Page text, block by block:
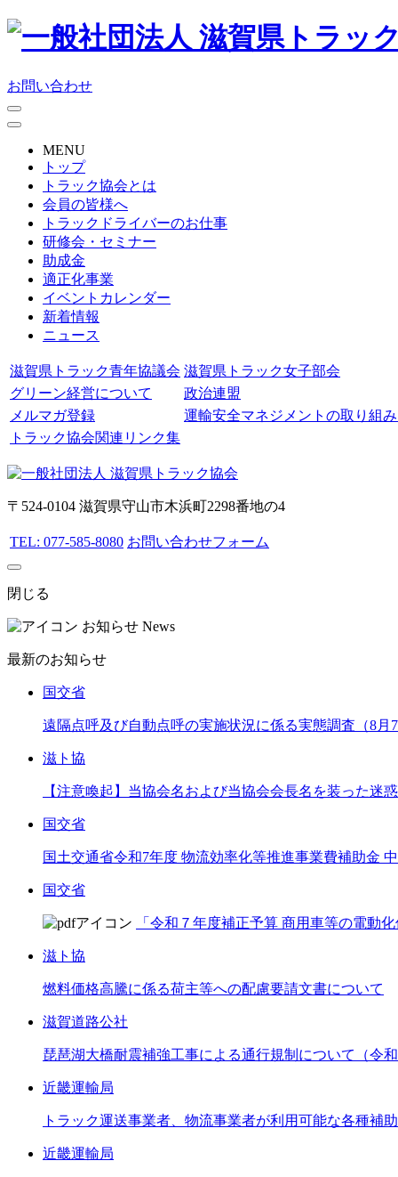
お問い合わせ
MENU
トップ
トラック協会とは
会員の皆様へ
トラックドライバーのお仕事
研修会・セミナー
助成金
適正化事業
イベントカレンダー
新着情報
ニュース
滋賀県トラック青年協議会 滋賀県トラック女子部会
グリーン経営について
政治連盟
メルマガ登録
運輸安全マネジメントの取り組
トラック協会関連リンク集
〒524-0104 滋賀県守山市木浜町2298番地の4
TEL: 077-585-8080 お問い合わせフォーム
閉じる
お知らせ News
最新のお知らせ
国交省
遠隔点呼及び自動点呼の実施状況に係る実態調査（8月7
滋ト協
【注意喚起】当協会名および当協会会長名を装った迷
国交省
国土交通省令和7年度 物流効率化等推進事業費補助金
国交省
「令和７年度補正予算 商用車等の電動
滋ト協
燃料価格高騰に係る荷主等への配慮要請文書について
滋賀道路公社
琵琶湖大橋耐震補強工事による通行規制について（令和
近畿運輸局
トラック運送事業者、物流事業者が利用可能な各種補
近畿運輸局